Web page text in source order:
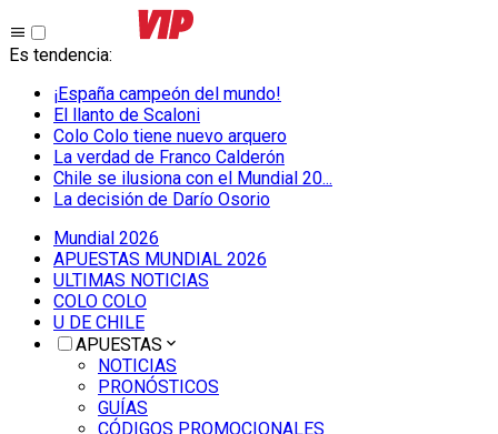
Es tendencia:
¡España campeón del mundo!
El llanto de Scaloni
Colo Colo tiene nuevo arquero
La verdad de Franco Calderón
Chile se ilusiona con el Mundial 20...
La decisión de Darío Osorio
Mundial 2026
APUESTAS MUNDIAL 2026
ULTIMAS NOTICIAS
COLO COLO
U DE CHILE
APUESTAS
NOTICIAS
PRONÓSTICOS
GUÍAS
CÓDIGOS PROMOCIONALES